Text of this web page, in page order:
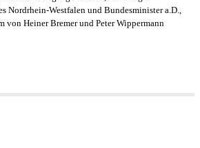
Nordrhein-Westfalen und Bundesminister a.D.,
von Heiner Bremer und Peter Wippermann